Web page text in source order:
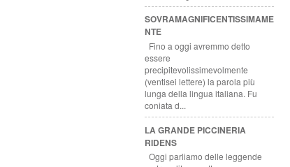
SOVRAMAGNIFICENTISSIMAME
NTE
Fino a oggi avremmo detto
essere
precipitevolissimevolmente
(ventisei lettere) la parola più
lunga della lingua italiana. Fu
coniata d...
LA GRANDE PICCINERIA
RIDENS
Oggi parliamo delle leggende